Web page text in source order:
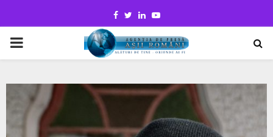
Facebook
TwitterLinkedinYoutube
PRIMARY